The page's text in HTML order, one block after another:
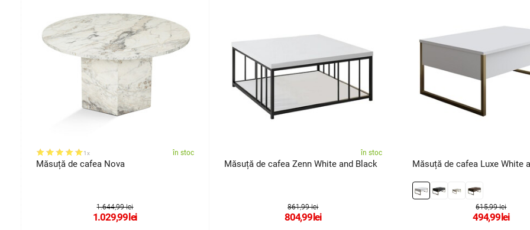
1x în stoc
Măsuță de cafea Nova
1.644,99 lei
1.029,99lei
în stoc
Măsuță de cafea Zenn White and Black
861,99 lei
804,99lei
Măsuță de cafea Luxe White
615,99 lei
494,99lei